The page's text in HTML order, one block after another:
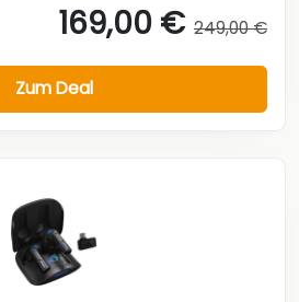
169,00 € 249,00 €
Zum Deal